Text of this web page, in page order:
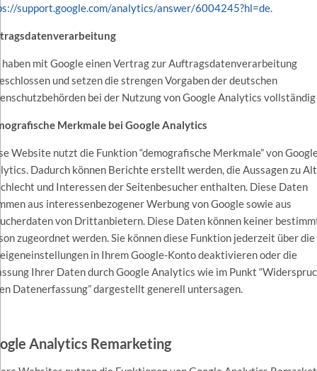
support.google.com/analytics/answer/6004245?hl=de
mit Google einen Vertrag zur Auftragsdatenverarbeitung
und setzen die strengen Vorgaben der deutschen
bei der Nutzung von Google Analytics vollständig
Merkmale bei Google Analytics
Website nutzt die Funktion “demografische Merkmale” von
Dadurch können Berichte erstellt werden, die Aussagen zu
und Interessen der Seitenbesucher enthalten. Diese Daten
aus interessenbezogener Werbung von Google sowie aus
von Drittanbietern. Diese Daten können keiner
zugeordnet werden. Sie können diese Funktion jederzeit über die
in Ihrem Google-Konto deaktivieren oder die
Ihrer Daten durch Google Analytics wie im Punkt
Datenerfassung” dargestellt generell untersagen.
Analytics Remarketing